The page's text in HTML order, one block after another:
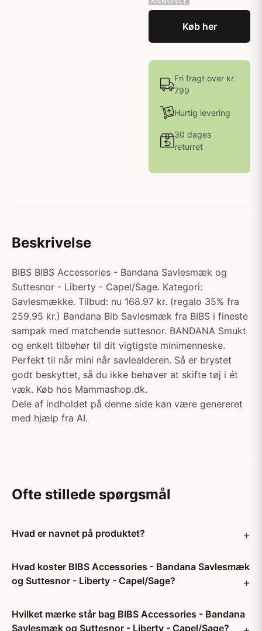
Køb her
Fri fragt over kr.
799
Hurtig levering
30 dages
returret
Beskrivelse
BIBS BIBS Accessories - Bandana Savlesmæk og
Suttesnor - Liberty - Capel/Sage. Kategori:
Savlesmække. Tilbud: nu 168.97 kr. (regalo 35% fra
259.95 kr.) Bandana Bib Savlesmæk fra BIBS i fineste
sampak med matchende suttesnor. BANDANA Smukt
og enkelt tilbehør til dit vigtigste minimenneske.
Perfekt til når mini når savlealderen. Så er brystet
godt beskyttet, så du ikke behøver at skifte tøj i ét
væk. Køb hos Mammashop.dk.
Dele af indholdet på denne side kan være genereret
med hjælp fra AI.
Ofte stillede spørgsmål
Hvad er navnet på produktet?
Hvad koster BIBS Accessories - Bandana Savlesmæk
og Suttesnor - Liberty - Capel/Sage?
Hvilket mærke står bag BIBS Accessories - Bandana
Savlesmæk og Suttesnor - Liberty - Capel/Sage?